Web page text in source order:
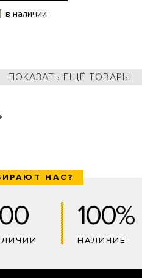
в наличии
ПОКАЗАТЬ ЕЩЁ ТОВАРЫ
НАС?
100%
НАЛИЧИЕ